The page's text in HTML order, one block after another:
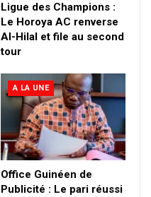
Ligue des Champions :
Le Horoya AC renverse
Al-Hilal et file au second
tour
A LA UNE
Office Guinéen de
Publicité : Le pari réussi